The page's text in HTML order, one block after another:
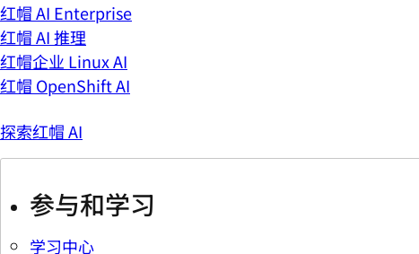
红帽 AI Enterprise
红帽 AI 推理
红帽企业 Linux AI
红帽 OpenShift AI
探索红帽 AI
参与和学习
学习中心